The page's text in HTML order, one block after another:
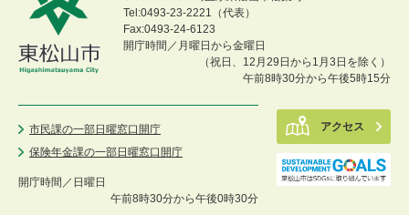
Tel:0493-23-2221（代表）
Fax:0493-24-6123
開庁時間／月曜日から金曜日
（祝日、12月29日から1月3日を除く）
午前8時30分から午後5時15分
市民課の一部日曜窓口開庁
保険年金課の一部日曜窓口開庁
開庁時間／ 日曜日
午前8時30分から午後0時30分
アクセス